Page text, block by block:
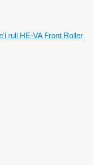
rull HE-VA Front Roller